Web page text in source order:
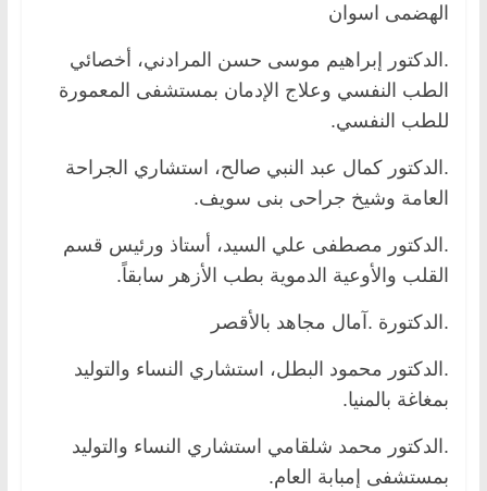
الهضمى اسوان
.الدكتور إبراهيم موسى حسن المرادني، أخصائي
الطب النفسي وعلاج الإدمان بمستشفى المعمورة
للطب النفسي.
.الدكتور كمال عبد النبي صالح، استشاري الجراحة
العامة وشيخ جراحى بنى سويف.
.الدكتور مصطفى علي السيد، أستاذ ورئيس قسم
القلب والأوعية الدموية بطب الأزهر سابقاً.
.الدكتورة .آمال مجاهد بالأقصر
.الدكتور محمود البطل، استشاري النساء والتوليد
بمغاغة بالمنيا.
.الدكتور محمد شلقامي استشاري النساء والتوليد
بمستشفى إمبابة العام.